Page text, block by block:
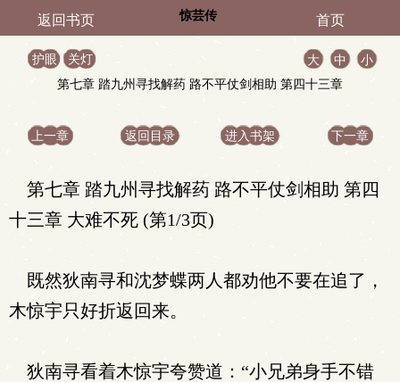
返回书页 惊芸传 首页
护眼 关灯 大 中
小
第七章 踏九州寻找解药 路不平仗剑相助 第四十三章
大难不死
上一章 返回目录 进入书架 下一章
第七章 踏九州寻找解药 路不平仗剑相助 第四
十三章 大难不死 (第1/3页)
既然狄南寻和沈梦蝶两人都劝他不要在追了，
木惊宇只好折返回来。
狄南寻看着木惊宇夸赞道：“小兄弟身手不错